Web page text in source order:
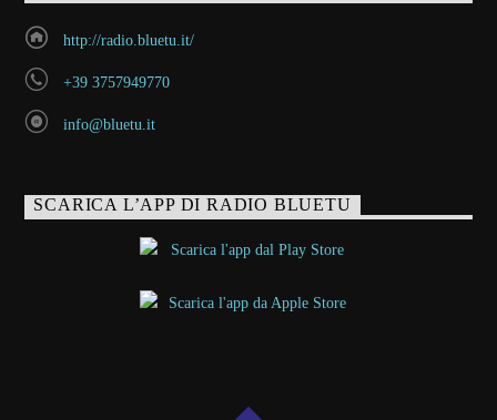
http://radio.bluetu.it/
+39 3757949770
info@bluetu.it
SCARICA L’APP DI RADIO BLUETU